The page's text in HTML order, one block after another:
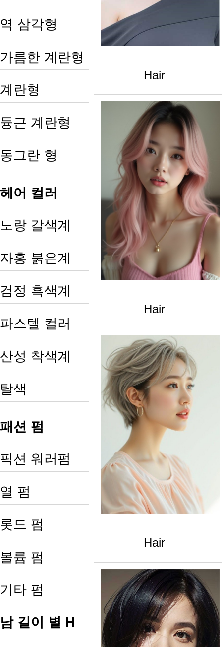
역 삼각형
가름한 계란형
계란형
듕근 계란형
동그란 형
헤어 컬러
노랑 갈색계
자홍 붉은계
검정 흑색계
파스텔 컬러
산성 착색계
탈색
패션 펌
픽션 워러펌
열 펌
롯드 펌
볼륨 펌
기타 펌
남 길이 별 H
Hair
Hair
Hair